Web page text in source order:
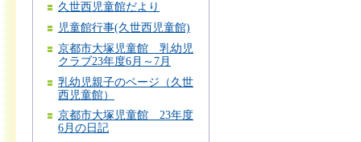
久世西児童館だより
児童館行事(久世西児童館)
京都市大塚児童館 乳幼児
クラブ23年度6月～7月
乳幼児親子のページ（久世
西児童館）
京都市大塚児童館 23年度
6月の日記